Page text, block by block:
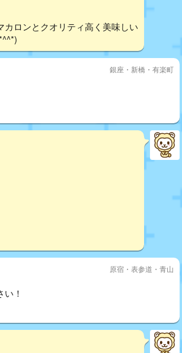
ロンとクオリティ高く美味しい
銀座・新橋・有楽町
原宿・表参道・青山
！